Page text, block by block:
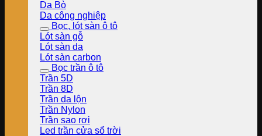
Da Bò
Da công nghiệp
Bọc, lót sàn ô tô
Lót sàn gỗ
Lót sàn da
Lót sàn carbon
Bọc trần ô tô
Trần 5D
Trần 8D
Trần da lộn
Trần Nylon
Trần sao rơi
Led trần cửa sổ trời